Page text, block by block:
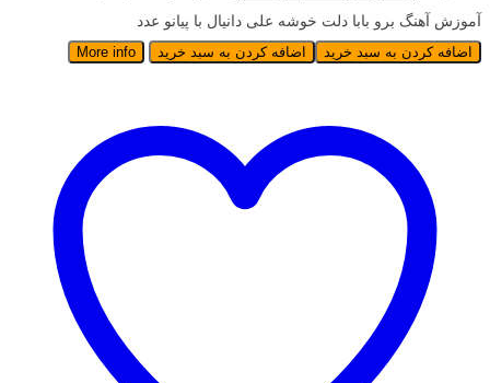
آموزش آهنگ برو بابا دلت خوشه علی دانیال با پیانو عدد
اضافه کردن به سبد خرید اضافه کردن به سبد خرید More info